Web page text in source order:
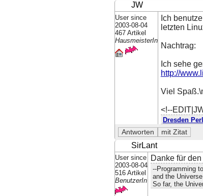
JW
User since
2003-08-04
467 Artikel
HausmeisterIn
Ich
letzten
Nachtrag:
Ich sehe
http://
Viel
<!--
Dresden
SirLant
User since
2003-08-04
516 Artikel
BenutzerIn
Danke für
--Programming
and the
So far, the